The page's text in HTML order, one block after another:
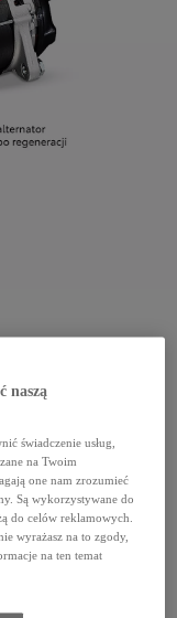
regeneracji z zachowaniem
należą m.in.:
Toyocie,
naszą
świadczenie usług,
na Twoim
one nam zrozumieć
Są wykorzystywane do
do celów reklamowych.
wyrażasz na to zgody,
na ten temat